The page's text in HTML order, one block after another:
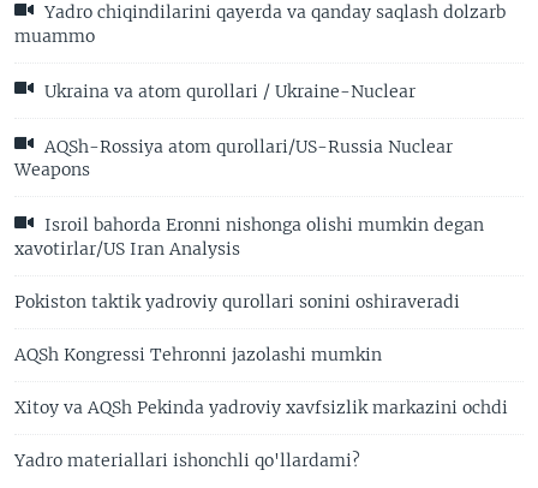
Yadro chiqindilarini qayerda va qanday saqlash dolzarb
muammo
Ukraina va atom qurollari / Ukraine-Nuclear
AQSh-Rossiya atom qurollari/US-Russia Nuclear
Weapons
Isroil bahorda Eronni nishonga olishi mumkin degan
xavotirlar/US Iran Analysis
Pokiston taktik yadroviy qurollari sonini oshiraveradi
AQSh Kongressi Tehronni jazolashi mumkin
Xitoy va AQSh Pekinda yadroviy xavfsizlik markazini ochdi
Yadro materiallari ishonchli qo'llardami?